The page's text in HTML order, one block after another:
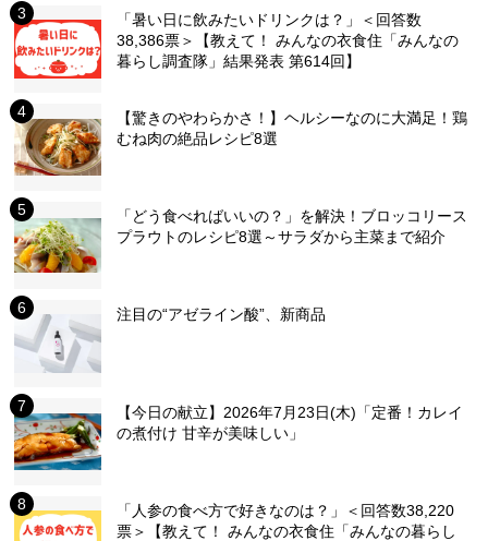
「暑い日に飲みたいドリンクは？」＜回答数
38,386票＞【教えて！ みんなの衣食住「みんなの
暮らし調査隊」結果発表 第614回】
【驚きのやわらかさ！】ヘルシーなのに大満足！鶏
むね肉の絶品レシピ8選
「どう食べればいいの？」を解決！ブロッコリース
プラウトのレシピ8選～サラダから主菜まで紹介
注目の“アゼライン酸”、新商品
【今日の献立】2026年7月23日(木)「定番！カレイ
の煮付け 甘辛が美味しい」
「人参の食べ方で好きなのは？」＜回答数38,220
票＞【教えて！ みんなの衣食住「みんなの暮らし